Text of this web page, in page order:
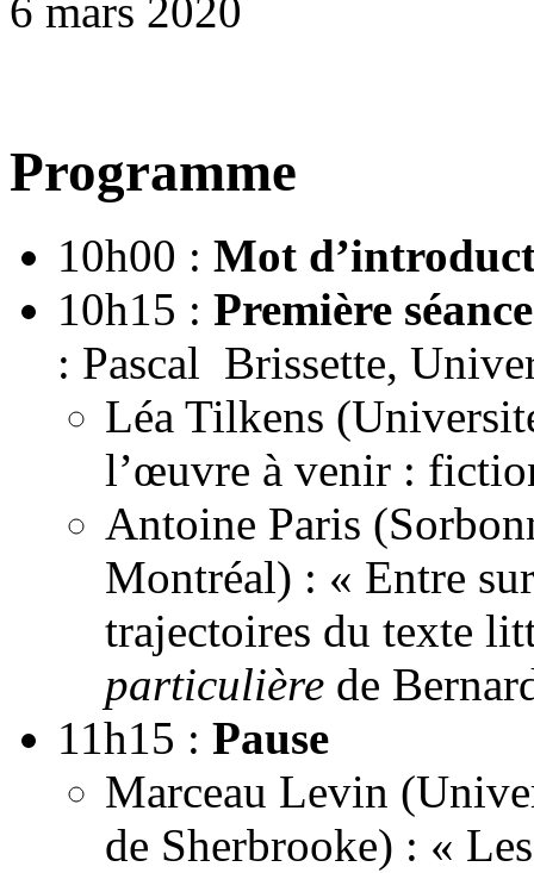
6 mars 2020
Programme
10h00 : Mot
10h15 : Première
: Pascal Brissette,
Léa Tilkens
l’œuvre à venir :
Antoine Paris
Montréal) : « Entre
trajectoires du texte
particulière de
11h15 : Pause
Marceau Levin
de Sherbrooke) : «